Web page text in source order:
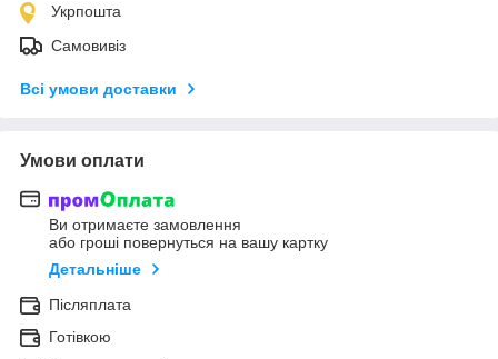
Укрпошта
Самовивіз
Всі умови доставки
Умови оплати
Ви отримаєте замовлення
або гроші повернуться на вашу картку
Детальніше
Післяплата
Готівкою